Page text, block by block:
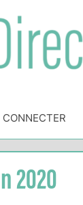
CONNECTER
2020